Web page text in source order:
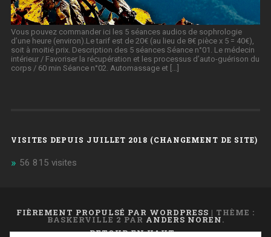
Vous pouvez commander ici les 5 séances audios de sophrologie
d’une heure (environ).Le tarif est de 20€ (au lieu de 8€ pièce x 5 = 40€),
soit à moitié prix. Description des 5 séances Séance n°01. Le médecin
intérieur / Favoriser la récupération et les processus d’auto-guérison du
corps / 60 min Séance n°02. Automassage et […]
VISITES DEPUIS JUILLET 2018 (CHANGEMENT DE SITE)
56 815 visites
FIÈREMENT PROPULSÉ PAR WORDPRESS | THÈME :
BASKERVILLE 2 PAR ANDERS NOREN.
RETOUR EN HAUT ↑